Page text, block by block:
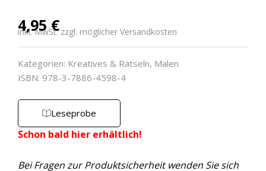
4,95€
inkl. MwSt. zzgl. möglicher Versandkosten
Kategorien: Kreatives & Rätseln, Malen
ISBN: 978-3-7886-4598-4
Leseprobe
Schon bald hier erhältlich!
Bei Fragen zur Produktsicherheit wenden Sie sich